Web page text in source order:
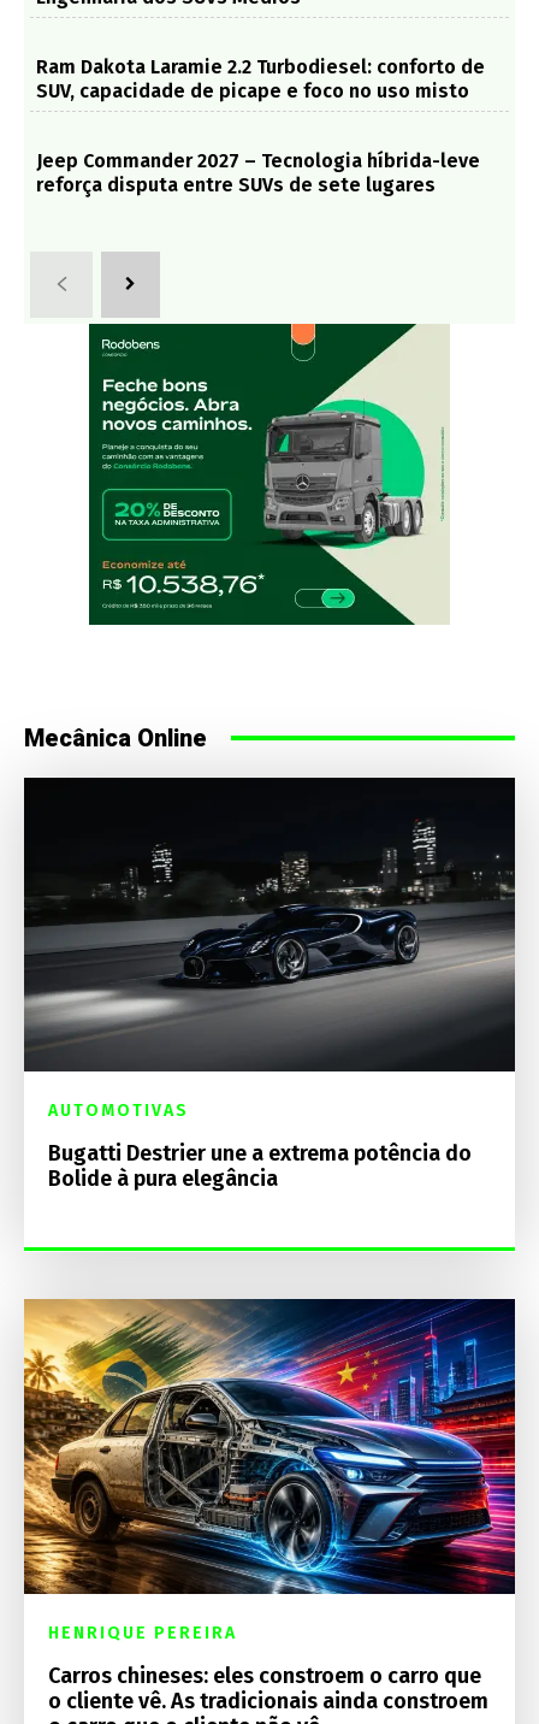
Ram Dakota Laramie 2.2 Turbodiesel: conforto de
SUV, capacidade de picape e foco no uso misto
Jeep Commander 2027 – Tecnologia híbrida-leve
reforça disputa entre SUVs de sete lugares
Mecânica Online
AUTOMOTIVAS
Bugatti Destrier une a extrema potência do
Bolide à pura elegância
HENRIQUE PEREIRA
Carros chineses: eles constroem o carro que
o cliente vê. As tradicionais ainda constroem